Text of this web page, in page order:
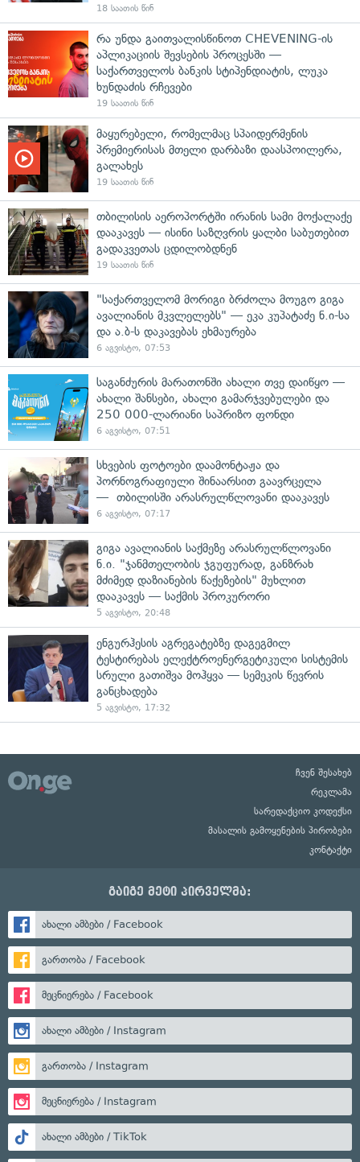
18 საათის წინ
რა უნდა გაითვალისწინოთ CHEVENING-ის
აპლიკაციის შევსების პროცესში —
საქართველოს ბანკის სტიპენდიატის, ლუკა
ხუნდაძის რჩევები
19 საათის წინ
მაყურებელი, რომელმაც სპაიდერმენის
პრემიერისას მთელი დარბაზი დაასპოილერა,
გალახეს
19 საათის წინ
თბილისის აეროპორტში ირანის სამი მოქალაქე
დააკავეს — ისინი საზღვრის ყალბი საბუთებით
გადაკვეთას ცდილობდნენ
19 საათის წინ
"საქართველომ მორიგი ბრძოლა მოუგო გიგა
ავალიანის მკვლელებს" — ეკა კუპატაძე ნ.ი-სა
და ა.ბ-ს დაკავებას ეხმაურება
6 აგვისტო, 07:53
საგანძურის მარათონში ახალი თვე დაიწყო —
ახალი შანსები, ახალი გამარჯვებულები და
250 000-ლარიანი საპრიზო ფონდი
6 აგვისტო, 07:51
სხვების ფოტოები დაამონტაჟა და
პორნოგრაფიული შინაარსით გაავრცელა
— თბილისში არასრულწლოვანი დააკავეს
6 აგვისტო, 07:17
გიგა ავალიანის საქმეზე არასრულწლოვანი
ნ.ი. "ჯანმთელობის ჯგუფურად, განზრახ
მძიმედ დაზიანების წაქეზების" მუხლით
დააკავეს — საქმის პროკურორი
5 აგვისტო, 20:48
ენგურჰესის აგრეგატებზე დაგეგმილ
ტესტირებას ელექტროენერგეტიკული სისტემის
სრული გათიშვა მოჰყვა — სემეკის წევრის
განცხადება
5 აგვისტო, 17:32
ჩვენ შესახებ
რეკლამა
სარედაქციო კოდექსი
მასალის გამოყენების პირობები
კონტაქტი
გაიგე მეტი პირველმა:
ახალი ამბები / Facebook
გართობა / Facebook
მეცნიერება / Facebook
ახალი ამბები / Instagram
გართობა / Instagram
მეცნიერება / Instagram
ახალი ამბები / TikTok